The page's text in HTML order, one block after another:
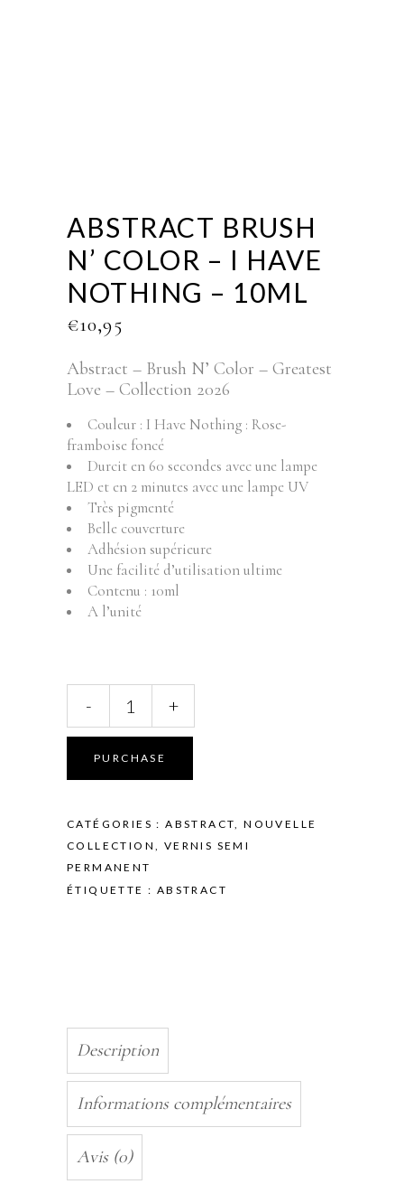
ABSTRACT BRUSH
N’ COLOR – I HAVE
NOTHING – 10ML
€10,95
Abstract – Brush N’ Color – Greatest
Love – Collection 2026
Couleur : I Have Nothing : Rose-
framboise foncé
Durcit en 60 secondes avec une lampe
LED et en 2 minutes avec une lampe UV
Très pigmenté
Belle couverture
Adhésion supérieure
Une facilité d’utilisation ultime
Contenu : 10ml
A l’unité
N'
COLOR
-
HAVE
NOTHING
-
10ML
quantity
- +
PURCHASE
CATÉGORIES :ABSTRACT,NOUVELLE
COLLECTION, VERNIS SEMI
PERMANENT
ÉTIQUETTE : ABSTRACT
Description
Informations complémentaires
Avis (0)